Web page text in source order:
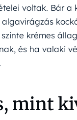
voltak. Bár
krémes
és ha valaki
mint